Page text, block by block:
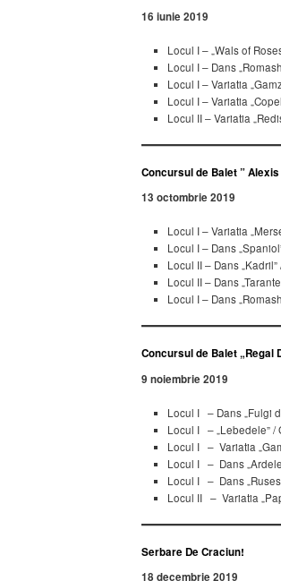
16 iunie 2019
Locul I – „Wals of
Locul I – Dans
Locul I – Variatia
Locul I – Variatia
Locul II – Variatia
Concursul de Balet ” Alexis
13 octombrie 2019
Locul I – Variatia
Locul I – Dans
Locul II – Dans
Locul II – Dans
Locul I – Dans
Concursul de Balet „Regal
9 noiembrie 2019
Locul I – Dans „Fulgi
Locul I – „Lebedele” /
Locul I – Variatia
Locul I – Dans
Locul I – Dans
Locul II – Variatia
Serbare De Craciun!
18 decembrie 2019